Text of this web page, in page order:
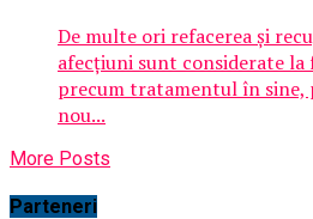
De multe ori refacerea şi
afecţiuni sunt considerate
precum tratamentul în sine,
nou...
More Posts
Parteneri